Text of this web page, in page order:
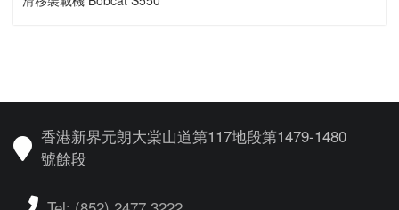
香港新界元朗大棠山道第117地段第1479-1480
號餘段